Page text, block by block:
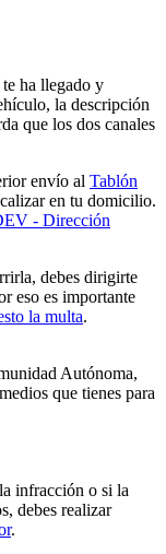
ha llegado y
la descripción
que los dos canales
envío al Tablón
en tu domicilio.
- Dirección
debes dirigirte
eso es importante
la multa.
Autónoma,
que tienes para
infracción o si la
debes realizar
.